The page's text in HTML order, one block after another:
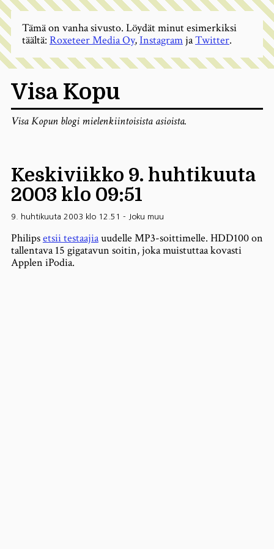
Visa Kopu
Visa Kopun blogi mielenkiintoisista asioista.
Keskiviikko 9. huhtikuuta
2003 klo 09:51
9. huhtikuuta 2003 klo 12.51 - Joku muu
Philipsetsii testaajiauudelle MP3-soittimelle. HDD100 on
tallentava 15 gigatavun soitin, joka muistuttaa kovasti
Applen iPodia.
Tämä on vanha sivusto. Löydät minut esimerkiksi
täältä: Roxeteer Media Oy,InstagramjaTwitter.